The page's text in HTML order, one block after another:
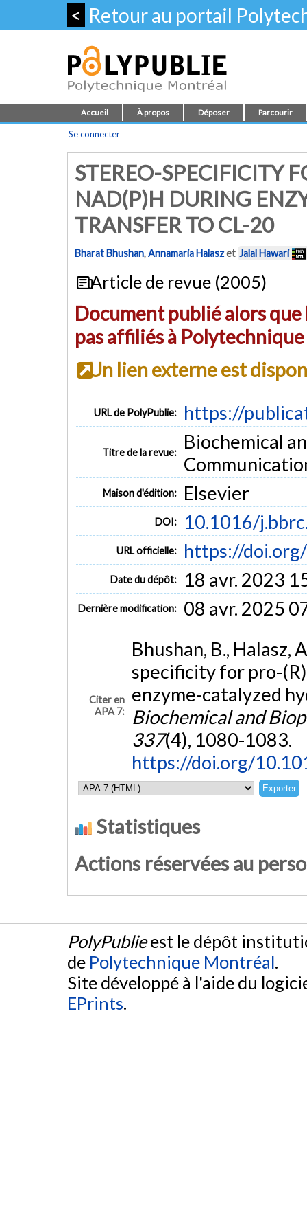
< Retour au portail
Accueil À propos Déposer Parcourir
Se connecter
STEREO-SPECIFICITY
NAD(P)H DURING
TRANSFER TO CL-20
Bharat Bhushan,Annamaria Halaszet Jalal Hawari
Article de revue (2005)
Document publié alors
pas affiliés à
Un lien externe est
URL de PolyPublie: https://
Titre de la revue:
Biochemical
Maison d'édition: Elsevier
DOI: 10.1016/
URL officielle: https://
Date du dépôt: 18 avr. 2023
Dernière modification: 08 avr. 2025
Citer en
APA 7:
Bhushan, B., Halasz,
specificity for pro-
enzyme-catalyzed
Biochemical and
337(4), 1080-1083.
https://doi.org/
Statistiques
Actions réservées au
PolyPublieest le dépôt
de Polytechnique Montréal.
Site développé à l'aide du
EPrints.